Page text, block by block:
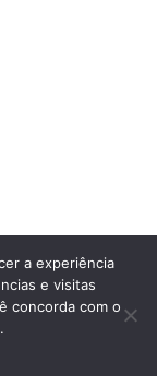
a experiência
e visitas
concorda com o